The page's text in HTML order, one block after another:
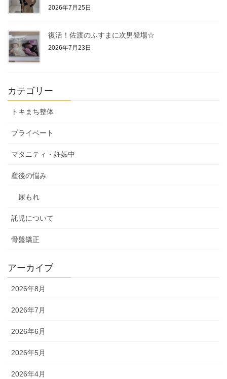
2026年7月25日
復活！佐渡のふすまに次男登場☆
2026年7月23日
カテゴリー
トキまち整体
プライベート
マタニティ・妊娠中
産後の悩み
尿もれ
託児について
骨盤矯正
アーカイブ
2026年8月
2026年7月
2026年6月
2026年5月
2026年4月